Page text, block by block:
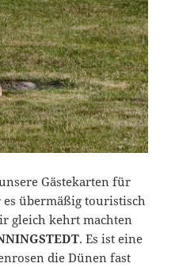
Gästekarten für
es übermäßig touristisch
gleich kehrt machten
. Es ist eine
die Dünen fast